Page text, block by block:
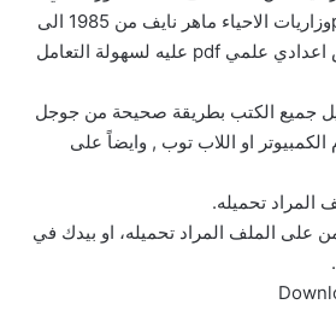
سادس اعدادي علمي pdfوزاريات الاحياء ماهر نايف من 1985 الى
2022 الدور الثاني سادس اعدادي علمي pdf عليه لسهولة التعامل
جميع الكتب بطريقة صحيحة من جوجل
او اللاب توب , وايضاً على
المراد تحميله.
على الملف المراد تحميله، او بيدك في